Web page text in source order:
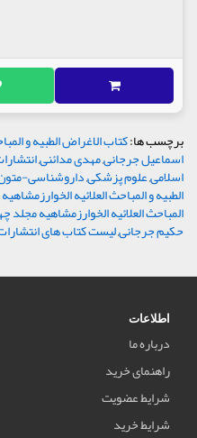
برچسب ها:کتاب الاغراض الطبیه و
اسماعیل جرجانی,مهدی مدائنی,
اسلامی,علوم پزشکی,داروشناسی-متون
الطبیه و المباحث العلائیه
المباحث العلائیه الخوارزمشاهیه مجلد
حکیم جرجانی,لیست کتاب های
اطلاعات
درباره ما
راهنمای خرید
شرایط عضویت
شرایط خرید